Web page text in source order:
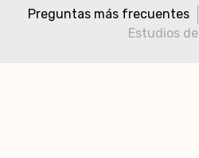
Preguntas más frecuentes
Estudios